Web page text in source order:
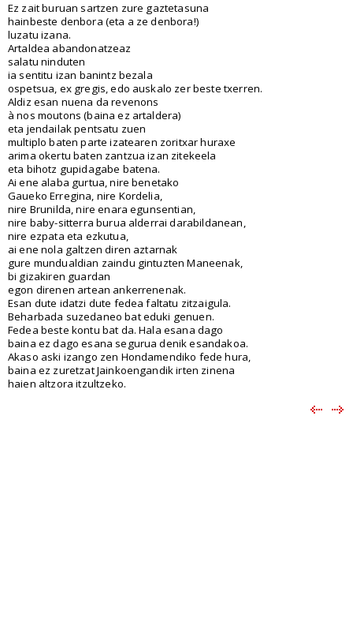
Ez zait buruan sartzen zure gaztetasuna
hainbeste denbora (eta a ze denbora!)
luzatu izana.
Artaldea abandonatzeaz
salatu ninduten
ia sentitu izan banintz bezala
ospetsua, ex gregis, edo auskalo zer beste txerren.
Aldiz esan nuena da revenons
à nos moutons (baina ez artaldera)
eta jendailak pentsatu zuen
multiplo baten parte izatearen zoritxar huraxe
arima okertu baten zantzua izan zitekeela
eta bihotz gupidagabe batena.
Ai ene alaba gurtua, nire benetako
Gaueko Erregina, nire Kordelia,
nire Brunilda, nire enara egunsentian,
nire baby-sitterra burua alderrai darabildanean,
nire ezpata eta ezkutua,
ai ene nola galtzen diren aztarnak
gure mundualdian zaindu gintuzten Maneenak,
bi gizakiren guardan
egon direnen artean ankerrenenak.
Esan dute idatzi dute fedea faltatu zitzaigula.
Beharbada suzedaneo bat eduki genuen.
Fedea beste kontu bat da. Hala esana dago
baina ez dago esana segurua denik esandakoa.
Akaso aski izango zen Hondamendiko fede hura,
baina ez zuretzat Jainkoengandik irten zinena
haien altzora itzultzeko.